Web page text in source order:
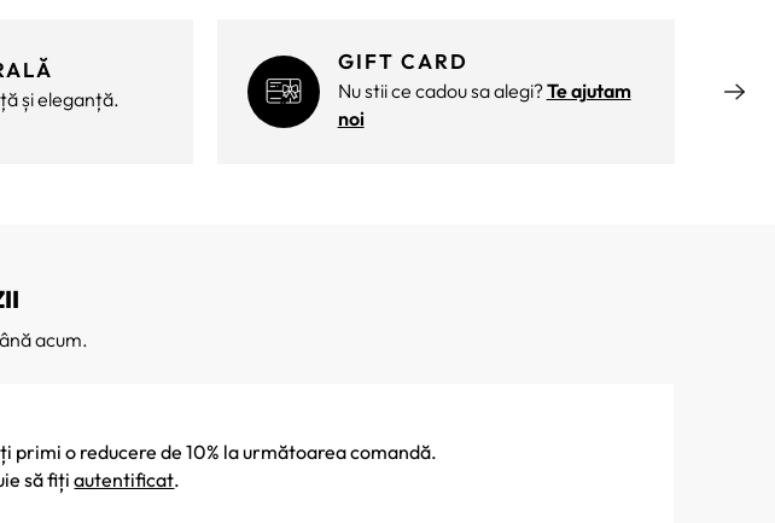
și eleganță.
GIFT CARD
Nu stii ce cadou sa alegi?Te ajutam
noi
acum.
primi o reducere de 10% la următoarea comandă.
să fițiautentificat.